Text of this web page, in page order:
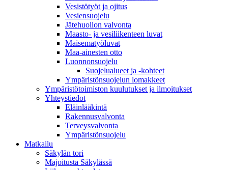
Vesistötyöt ja ojitus
Vesiensuojelu
Jätehuollon valvonta
Maasto- ja vesiliikenteen luvat
Maisematyöluvat
Maa-ainesten otto
Luonnonsuojelu
Suojelualueet ja -kohteet
Ympäristönsuojelun lomakkeet
Ympäristötoimiston kuulutukset ja ilmoitukset
Yhteystiedot
Eläinlääkintä
Rakennusvalvonta
Terveysvalvonta
Ympäristönsuojelu
Mat­kailu
Säkylän tori
Majoitusta Säkylässä